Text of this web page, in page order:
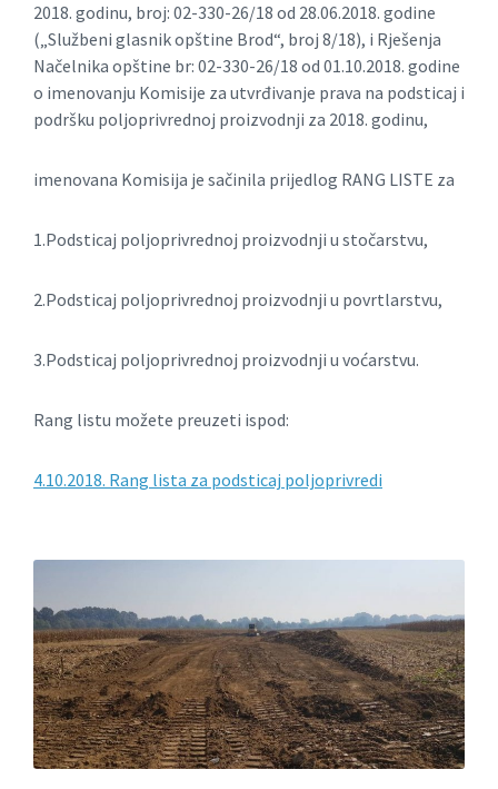
2018. godinu, broj: 02-330-26/18 od 28.06.2018. godine
(„Službeni glasnik opštine Brod“, broj 8/18), i Rješenja
Načelnika opštine br: 02-330-26/18 od 01.10.2018. godine
o imenovanju Komisije za utvrđivanje prava na podsticaj i
podršku poljoprivrednoj proizvodnji za 2018. godinu,
imenovana Komisija je sačinila prijedlog RANG LISTE za
1.Podsticaj poljoprivrednoj proizvodnji u stočarstvu,
2.Podsticaj poljoprivrednoj proizvodnji u povrtlarstvu,
3.Podsticaj poljoprivrednoj proizvodnji u voćarstvu.
Rang listu možete preuzeti ispod:
4.10.2018. Rang lista za podsticaj poljoprivredi